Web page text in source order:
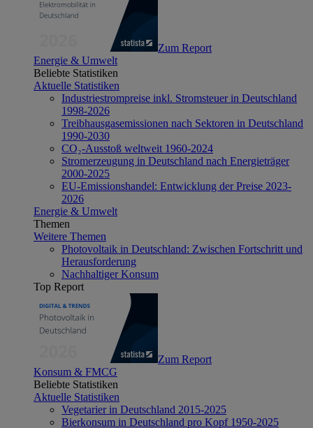
Zum Report
Energie & Umwelt
Beliebte Statistiken
Aktuelle Statistiken
Industriestrompreise inkl. Stromsteuer in Deutschland
1998-2026
Treibhausgasemissionen nach Sektoren in Deutschland
1990-2030
CO₂-Ausstoß weltweit 1960-2024
Stromerzeugung in Deutschland nach Energieträger
2000-2025
EU-Emissionshandel: Entwicklung der Preise 2023-
2026
Energie & Umwelt
Themen
Weitere Themen
Photovoltaik in Deutschland: Zwischen Fortschritt und
Herausforderung
Nachhaltiger Konsum
Top Report
Zum Report
Konsum & FMCG
Beliebte Statistiken
Aktuelle Statistiken
Vegetarier in Deutschland 2015-2025
Bierkonsum in Deutschland pro Kopf 1950-2025